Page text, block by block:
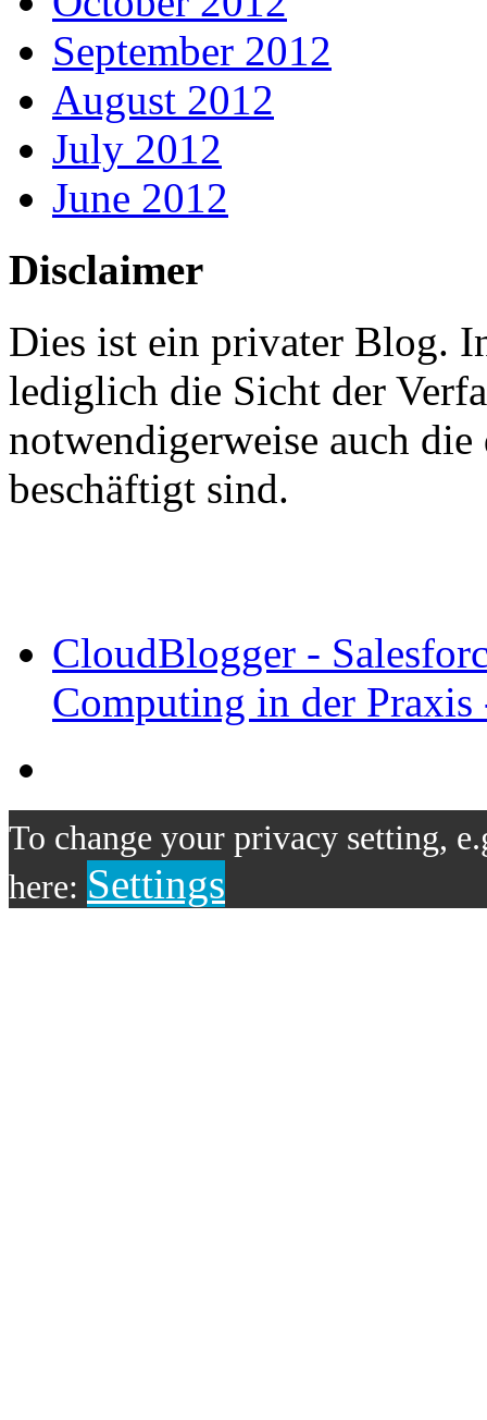
September 2012
August 2012
July 2012
June 2012
Disclaimer
Dies ist ein privater Blog.
lediglich die Sicht der
notwendigerweise auch
beschäftigt sind.
CloudBlogger -
Computing in der Praxis
To change your privacy setting,
here: Settings